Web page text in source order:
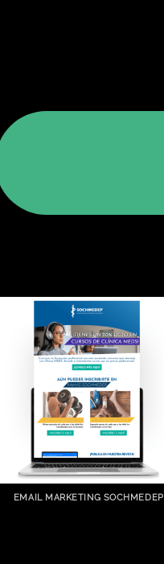
EMAIL MARKETING SOCHMEDEP